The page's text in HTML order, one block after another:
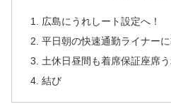
1. 広島にうれしート設定へ！
2. 平日朝の快速通勤ライナーに
3. 土休日昼間も着席保証座席う
4. 結び